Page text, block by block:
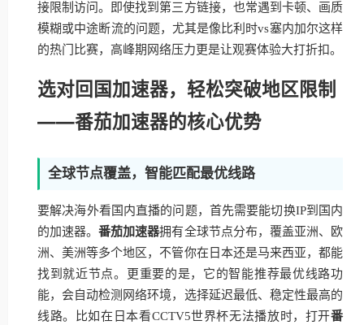
接限制访问。即使找到第三方链接，也常遇到卡顿、画质
模糊或中途断流的问题，尤其是像比利时vs塞内加尔这样
的热门比赛，高峰期网络压力更是让观赛体验大打折扣。
选对回国加速器，轻松突破地区限制
——番茄加速器的核心优势
全球节点覆盖，智能匹配最优线路
要解决海外看国内直播的问题，首先需要能切换IP到国内
的加速器。番茄加速器拥有全球节点分布，覆盖亚洲、欧
洲、美洲等多个地区，不管你在日本还是马来西亚，都能
找到就近节点。更重要的是，它的智能推荐最优线路功
能，会自动检测网络环境，选择延迟最低、稳定性最高的
线路。比如在日本看CCTV5世界杯无法播放时，打开番